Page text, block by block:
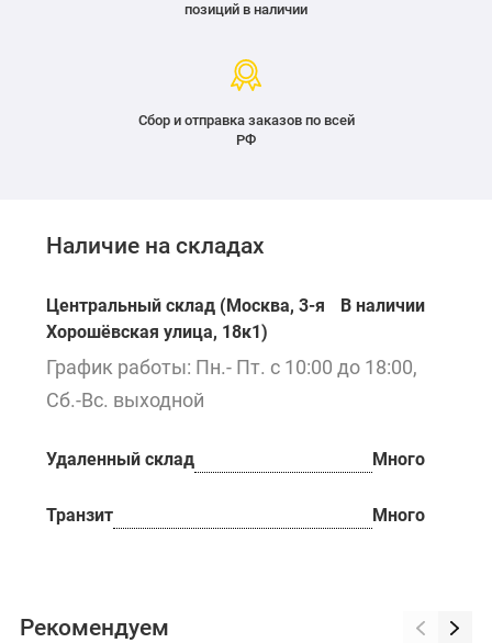
позиций в наличии
Сбор и отправка заказов по всей
РФ
Наличие на складах
Центральный склад (Москва, 3-я
Хорошёвская улица, 18к1)
В наличии
График работы: Пн.- Пт. с 10:00 до 18:00,
Сб.-Вс. выходной
Удаленный склад Много
Транзит Много
Рекомендуем